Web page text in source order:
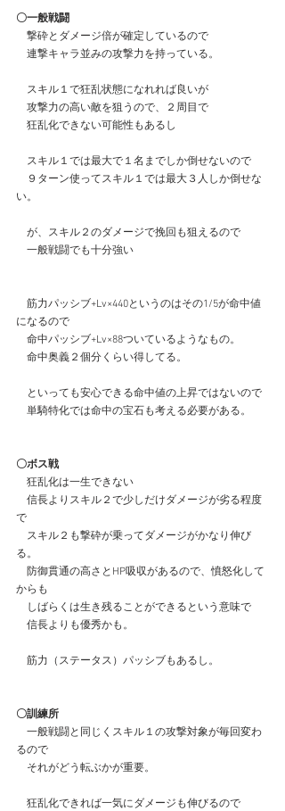
〇一般戦闘
撃砕とダメージ倍が確定しているので
連撃キャラ並みの攻撃力を持っている。
スキル１で狂乱状態になれれば良いが
攻撃力の高い敵を狙うので、２周目で
狂乱化できない可能性もあるし
スキル１では最大で１名までしか倒せないので
９ターン使ってスキル１では最大３人しか倒せな
い。
が、スキル２のダメージで挽回も狙えるので
一般戦闘でも十分強い
筋力パッシブ+Lv×440というのはその1/5が命中値
になるので
命中パッシブ+Lv×88ついているようなもの。
命中奥義２個分くらい得してる。
といっても安心できる命中値の上昇ではないので
単騎特化では命中の宝石も考える必要がある。
〇ボス戦
狂乱化は一生できない
信長よりスキル２で少しだけダメージが劣る程度
で
スキル２も撃砕が乗ってダメージがかなり伸び
る。
防御貫通の高さとHP吸収があるので、憤怒化して
からも
しばらくは生き残ることができるという意味で
信長よりも優秀かも。
筋力（ステータス）パッシブもあるし。
〇訓練所
一般戦闘と同じくスキル１の攻撃対象が毎回変わ
るので
それがどう転ぶかが重要。
狂乱化できれば一気にダメージも伸びるので